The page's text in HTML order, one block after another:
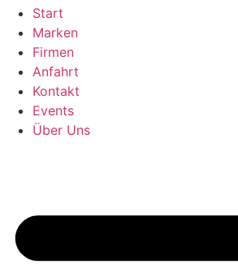
Start
Marken
Firmen
Anfahrt
Kontakt
Events
Über Uns